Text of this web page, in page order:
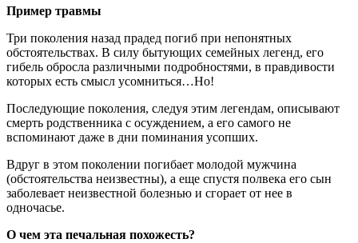
Пример травмы
Три поколения назад прадед погиб при непонятных
обстоятельствах. В силу бытующих семейных легенд, его
гибель обросла различными подробностями, в правдивости
которых есть смысл усомниться…Но!
Последующие поколения, следуя этим легендам, описывают
смерть родственника с осуждением, а его самого не
вспоминают даже в дни поминания усопших.
Вдруг в этом поколении погибает молодой мужчина
(обстоятельства неизвестны), а еще спустя полвека его сын
заболевает неизвестной болезнью и сгорает от нее в
одночасье.
О чем эта печальная похожесть?